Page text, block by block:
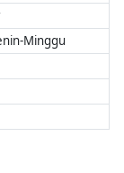
Minggu